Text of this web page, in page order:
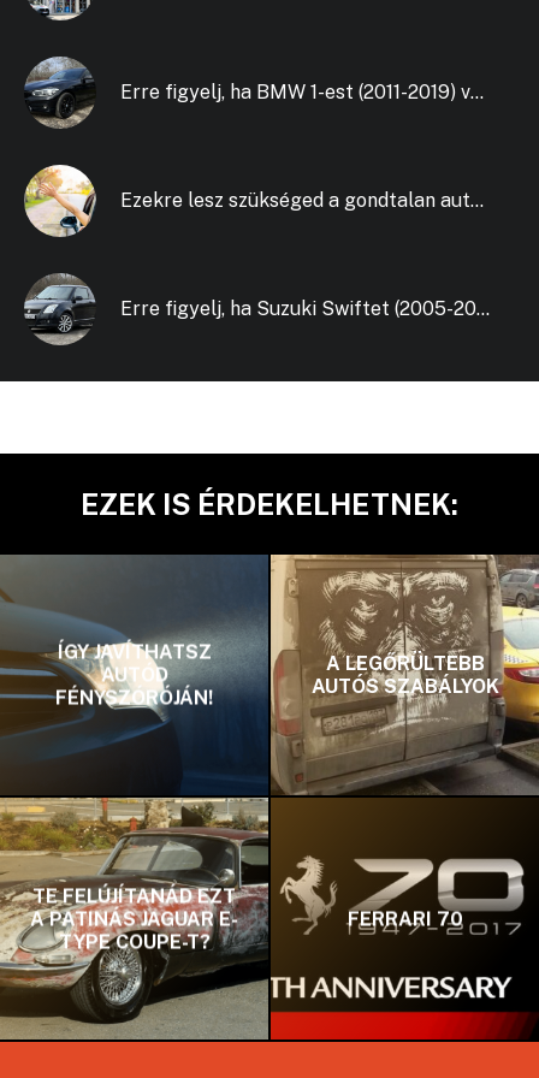
Erre figyelj, ha BMW 1-est (2011-2019) vásárolsz!
Ezekre lesz szükséged a gondtalan autós nyaraláshoz!
Erre figyelj, ha Suzuki Swiftet (2005-2010) vásárolsz!
EZEK IS ÉRDEKELHETNEK:
ÍGY JAVÍTHATSZ
AUTÓD
FÉNYSZÓRÓJÁN!
A LEGŐRÜLTEBB
AUTÓS SZABÁLYOK
TE FELÚJÍTANÁD EZT
A PATINÁS JAGUAR E-
TYPE COUPE-T?
FERRARI 70